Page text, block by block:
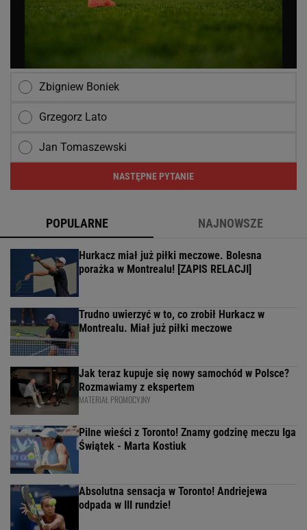
Zbigniew Boniek
Grzegorz Lato
Jan Tomaszewski
NASTĘPNE PYTANIE
POPULARNE NAJNOWSZE
Hurkacz miał już piłki meczowe. Bolesna
porażka w Montrealu! [ZAPIS RELACJI]
Trudno uwierzyć w to, co zrobił Hurkacz w
Montrealu. Miał już piłki meczowe
Jak teraz kupuje się nowy samochód w Polsce?
Rozmawiamy z ekspertem
MATERIAŁ PROMOCYJNY
Pilne wieści z Toronto! Znamy godzinę meczu Iga
Świątek - Marta Kostiuk
Absolutna sensacja w Toronto! Andriejewa
odpada w III rundzie!